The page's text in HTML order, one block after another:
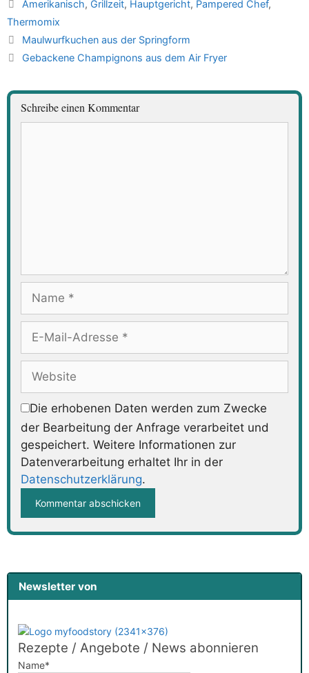
Amerikanisch, Grillzeit, Hauptgericht, Pampered Chef,
Thermomix
Maulwurfkuchen aus der Springform
Gebackene Champignons aus dem Air Fryer
Schreibe einen Kommentar
Mail-
Adresse
Die erhobenen Daten werden zum Zwecke
der Bearbeitung der Anfrage verarbeitet und
gespeichert. Weitere Informationen zur
Datenverarbeitung erhaltet Ihr in der
Datenschutzerklärung.
Newsletter von
Rezepte / Angebote / News abonnieren
Name*